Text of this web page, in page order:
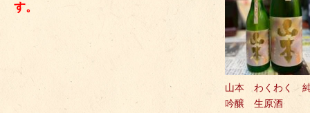
山本 わくわく
吟醸 生原酒
す。